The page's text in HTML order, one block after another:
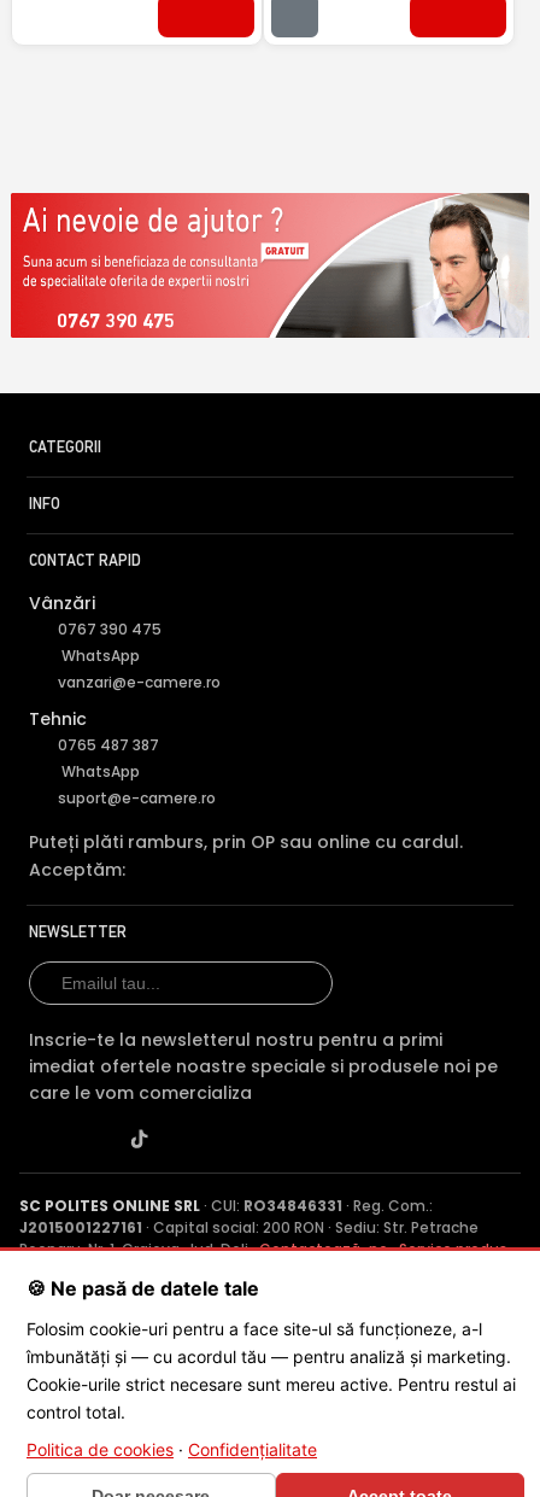
0767 390 475
CATEGORII
INFO
CONTACT RAPID
Vânzări
0767 390 475
WhatsApp
vanzari@e-camere.ro
Tehnic
0765 487 387
WhatsApp
suport@e-camere.ro
Puteți plăti ramburs, prin OP sau online cu cardul.
Acceptăm:
NEWSLETTER
Inscrie-te la newsletterul nostru pentru a primi
imediat ofertele noastre speciale si produsele noi pe
care le vom comercializa
SC POLITES ONLINE SRL· CUI: RO34846331 · Reg. Com.:
J2015001227161 · Capital social: 200 RON · Sediu: Str. Petrache
Poenaru, Nr. 1, Craiova, Jud. Dolj ·Contactează-ne·Service produs
© 2026 SC POLITES ONLINE SRL
🍪 Ne pasă de datele tale
Folosim cookie-uri pentru a face site-ul să funcționeze, a-l
îmbunătăți și — cu acordul tău — pentru analiză și marketing.
Cookie-urile strict necesare sunt mereu active. Pentru restul ai
control total.
Politica de cookies · Confidențialitate